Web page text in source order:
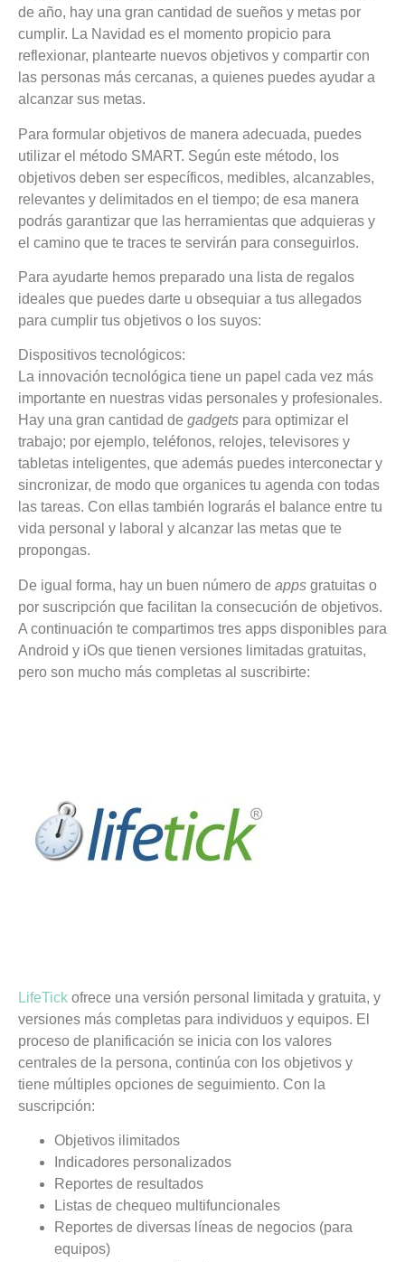
de año, hay una gran cantidad de sueños y metas por
cumplir. La Navidad es el momento propicio para
reflexionar, plantearte nuevos objetivos y compartir con
las personas más cercanas, a quienes puedes ayudar a
alcanzar sus metas.
Para formular objetivos de manera adecuada, puedes
utilizar el método SMART. Según este método, los
objetivos deben ser específicos, medibles, alcanzables,
relevantes y delimitados en el tiempo; de esa manera
podrás garantizar que las herramientas que adquieras y
el camino que te traces te servirán para conseguirlos.
Para ayudarte hemos preparado una lista de regalos
ideales que puedes darte u obsequiar a tus allegados
para cumplir tus objetivos o los suyos:
Dispositivos tecnológicos:
La innovación tecnológica tiene un papel cada vez más
importante en nuestras vidas personales y profesionales.
Hay una gran cantidad de gadgets para optimizar el
trabajo; por ejemplo, teléfonos, relojes, televisores y
tabletas inteligentes, que además puedes interconectar y
sincronizar, de modo que organices tu agenda con todas
las tareas. Con ellas también lograrás el balance entre tu
vida personal y laboral y alcanzar las metas que te
propongas.
De igual forma, hay un buen número de apps gratuitas o
por suscripción que facilitan la consecución de objetivos.
A continuación te compartimos tres apps disponibles para
Android y iOs que tienen versiones limitadas gratuitas,
pero son mucho más completas al suscribirte:
LifeTick ofrece una versión personal limitada y gratuita, y
versiones más completas para individuos y equipos. El
proceso de planificación se inicia con los valores
centrales de la persona, continúa con los objetivos y
tiene múltiples opciones de seguimiento. Con la
suscripción:
Objetivos ilimitados
Indicadores personalizados
Reportes de resultados
Listas de chequeo multifuncionales
Reportes de diversas líneas de negocios (para
equipos)